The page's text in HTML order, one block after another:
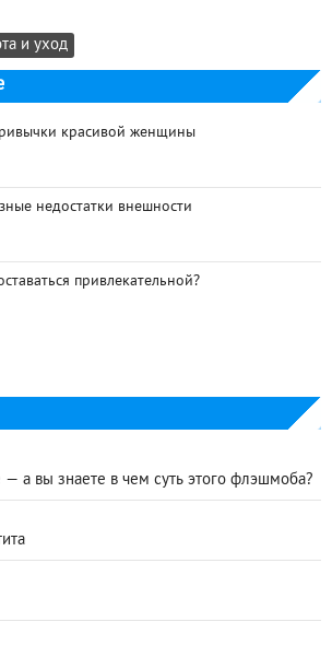
и уход
красивой женщины
недостатки внешности
привлекательной?
— а вы знаете в чем суть этого флэшмоба?